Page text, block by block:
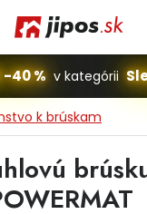
-40 % v kategórii
k brúskam